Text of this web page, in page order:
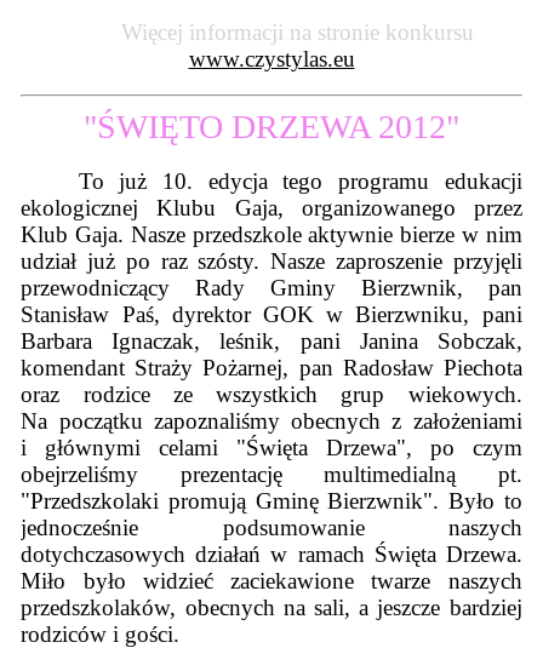
Więcej informacji na stronie konkursu
www.czystylas.eu
"ŚWIĘTO DRZEWA 2012"
To już 10. edycja tego programu edukacji
ekologicznej Klubu Gaja, organizowanego przez
Klub Gaja. Nasze przedszkole aktywnie bierze w nim
udział już po raz szósty. Nasze zaproszenie przyjęli
przewodniczący Rady Gminy Bierzwnik, pan
Stanisław Paś, dyrektor GOK w Bierzwniku, pani
Barbara Ignaczak, leśnik, pani Janina Sobczak,
komendant Straży Pożarnej, pan Radosław Piechota
oraz rodzice ze wszystkich grup wiekowych.
Na początku zapoznaliśmy obecnych z założeniami
i głównymi celami "Święta Drzewa", po czym
obejrzeliśmy prezentację multimedialną pt.
"Przedszkolaki promują Gminę Bierzwnik". Było to
jednocześnie podsumowanie naszych
dotychczasowych działań w ramach Święta Drzewa.
Miło było widzieć zaciekawione twarze naszych
przedszkolaków, obecnych na sali, a jeszcze bardziej
rodziców i gości.